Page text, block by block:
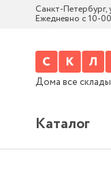
Санкт-Петербург,
Ежедневно с 10-
Дома все
Каталог